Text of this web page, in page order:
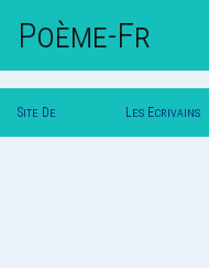
Poème-Fr
Site De Les Ecrivains